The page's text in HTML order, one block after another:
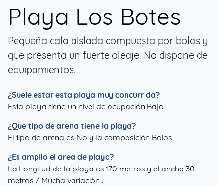
Playa Los Botes
Pequeña cala aislada compuesta por bolos y
que presenta un fuerte oleaje. No dispone de
equipamientos.
¿Suele estar esta playa muy concurrida?
Esta playa tiene un nivel de ocupación Bajo.
¿Que tipo de arena tiene la playa?
El tipo de arena es No y la composición Bolos.
¿Es amplio el area de playa?
La Longitud de la playa es 170 metros y el ancho 30
metros / Mucha variación .